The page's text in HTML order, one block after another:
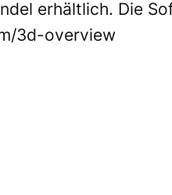
erhältlich. Die
3d-overview